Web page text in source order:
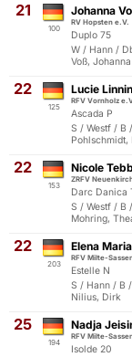
21
100
Johanna
RV Hopsten e.V.
Duplo 75
W / Hann /
Voß,
22
125
Lucie
RFV Vornholz
Ascada P
S / Westf / B
Pohlschmidt,
22
153
Nicole
ZRFV
Darc Danica
S / Westf / B
Mohring,
22
203
Elena
RFV Milte-
Estelle N
S / Hann / B
Nilius, Dirk
25
194
Nadja
RFV Milte-
Isolde 20